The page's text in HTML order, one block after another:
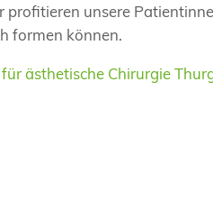
profitieren unsere
formen können.
ästhetische Chirurgie